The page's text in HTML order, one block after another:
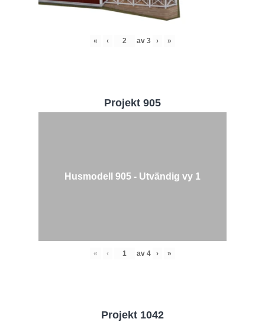
« ‹ av 3 › »
Projekt 905
Husmodell 905 - Utvändig vy 1
« ‹ av 4 › »
Projekt 1042